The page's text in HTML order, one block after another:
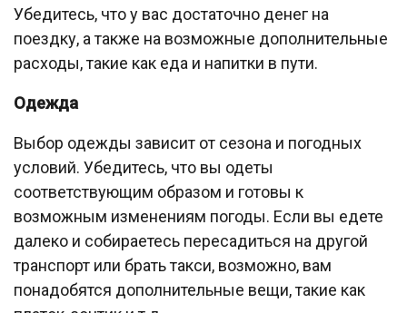
Убедитесь, что у вас достаточно денег на
поездку, а также на возможные дополнительные
расходы, такие как еда и напитки в пути.
Одежда
Выбор одежды зависит от сезона и погодных
условий. Убедитесь, что вы одеты
соответствующим образом и готовы к
возможным изменениям погоды. Если вы едете
далеко и собираетесь пересадиться на другой
транспорт или брать такси, возможно, вам
понадобятся дополнительные вещи, такие как